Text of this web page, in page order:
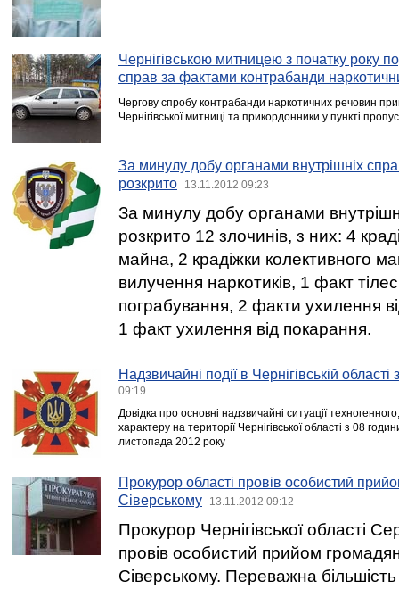
Чернігівською митницею з початку року
справ за фактами контрабанди
Чергову спробу контрабанди наркотичних речовин
Чернігівської митниці та прикордонники у пункті
За минулу добу органами внутрішніх
розкрито
13.11.2012 09:23
За минулу добу органами
розкрито 12 злочинів, з них: 4
майна, 2 крадіжки колективного
вилучення наркотиків, 1 факт
пограбування, 2 факти ухилення
1 факт ухилення від покарання.
Надзвичайні події в Чернігівській
09:19
Довідка про основні надзвичайні ситуації
характеру на території Чернігівської області з 08
листопада 2012 року
Прокурор області провів особистий
Сіверському
13.11.2012 09:12
Прокурор Чернігівської області
провів особистий прийом громадян
Сіверському. Переважна